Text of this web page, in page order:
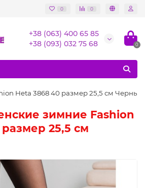
0 0
+38 (063) 400 65 85
+38 (093) 032 75 68
0
Heta 3868 40 размер 25,5 см Черный
зимние Fashion
25,5 см